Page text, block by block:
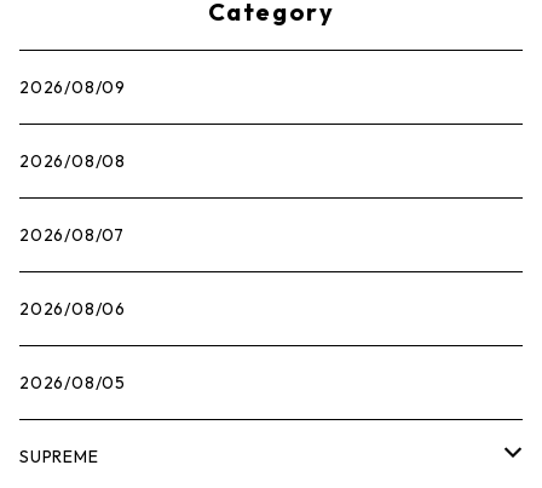
Category
2026/08/09
2026/08/08
2026/08/07
2026/08/06
2026/08/05
SUPREME